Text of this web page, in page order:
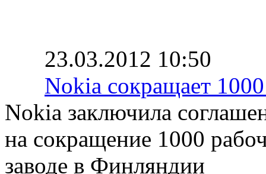
23.03.2012 10:50
Nokia сокращает
Nokia заключила
на сокращение 1000
заводе в Финляндии